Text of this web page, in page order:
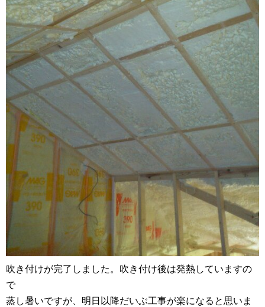
吹き付けが完了しました。吹き付け後は発熱していますの
で
蒸し暑いですが、明日以降だいぶ工事が楽になると思いま